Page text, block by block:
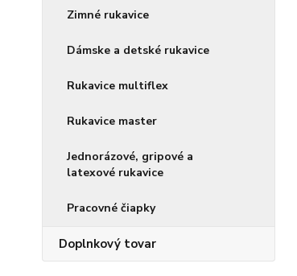
Zimné rukavice
Dámske a detské rukavice
Rukavice multiflex
Rukavice master
Jednorázové, gripové a
latexové rukavice
Pracovné čiapky
Doplnkový tovar